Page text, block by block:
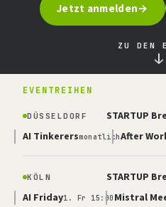
Jetzt anmelden
ZU DEN
↓
EVENTREIHEN
DÜSSELDORF STARTUP
AI TinkerersmonatlichAfter
KÖLN STARTUP
AI Friday1. Fr 15:00 Mistral